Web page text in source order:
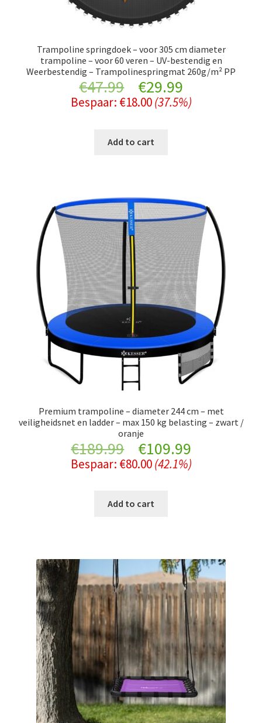
Trampoline springdoek – voor 305 cm diameter
trampoline – voor 60 veren – UV-bestendig en
Weerbestendig – Trampolinespringmat 260g/m² PP
€47.99
Original
price
was:
€29.99Current
price
Bespaar: €18.00 (37.5%)
Add to cart
Premium trampoline – diameter 244 cm – met
veiligheidsnet en ladder – max 150 kg belasting – zwart /
oranje
€189.99
Original
price
was:
€109.99Current
price
Bespaar: €80.00 (42.1%)
Add to cart